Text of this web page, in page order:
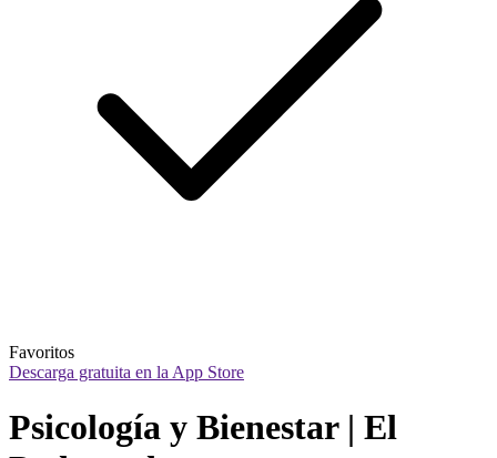
Favoritos
Descarga gratuita en la App Store
Psicología y Bienestar | El